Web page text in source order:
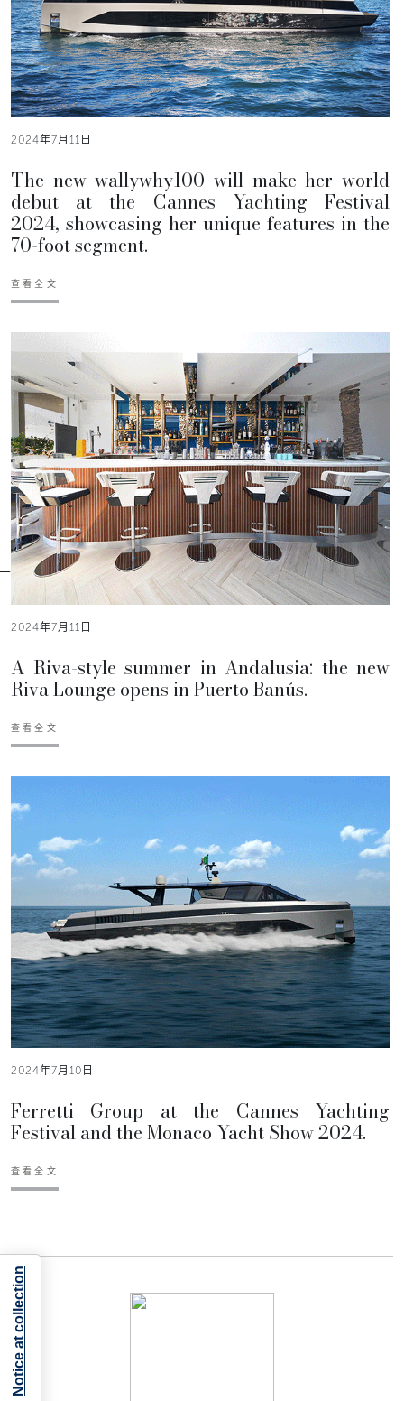
2024年7月11日
The new wallywhy100 will make her world
debut at the Cannes Yachting Festival
2024, showcasing her unique features in the
70-foot segment.
查看全文
2024年7月11日
A Riva-style summer in Andalusia: the new
Riva Lounge opens in Puerto Banús.
查看全文
2024年7月10日
Ferretti Group at the Cannes Yachting
Festival and the Monaco Yacht Show 2024.
查看全文
Notice at collection